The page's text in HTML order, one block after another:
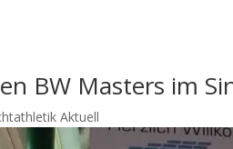
BW Masters im
Aktuell